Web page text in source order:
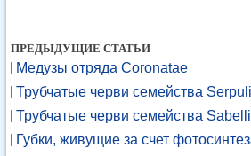
ПРЕДЫДУЩИЕ СТАТЬИ
Медузы отряда Coronatae
Трубчатые черви семейства
Трубчатые черви семейства
Губки, живущие за счет